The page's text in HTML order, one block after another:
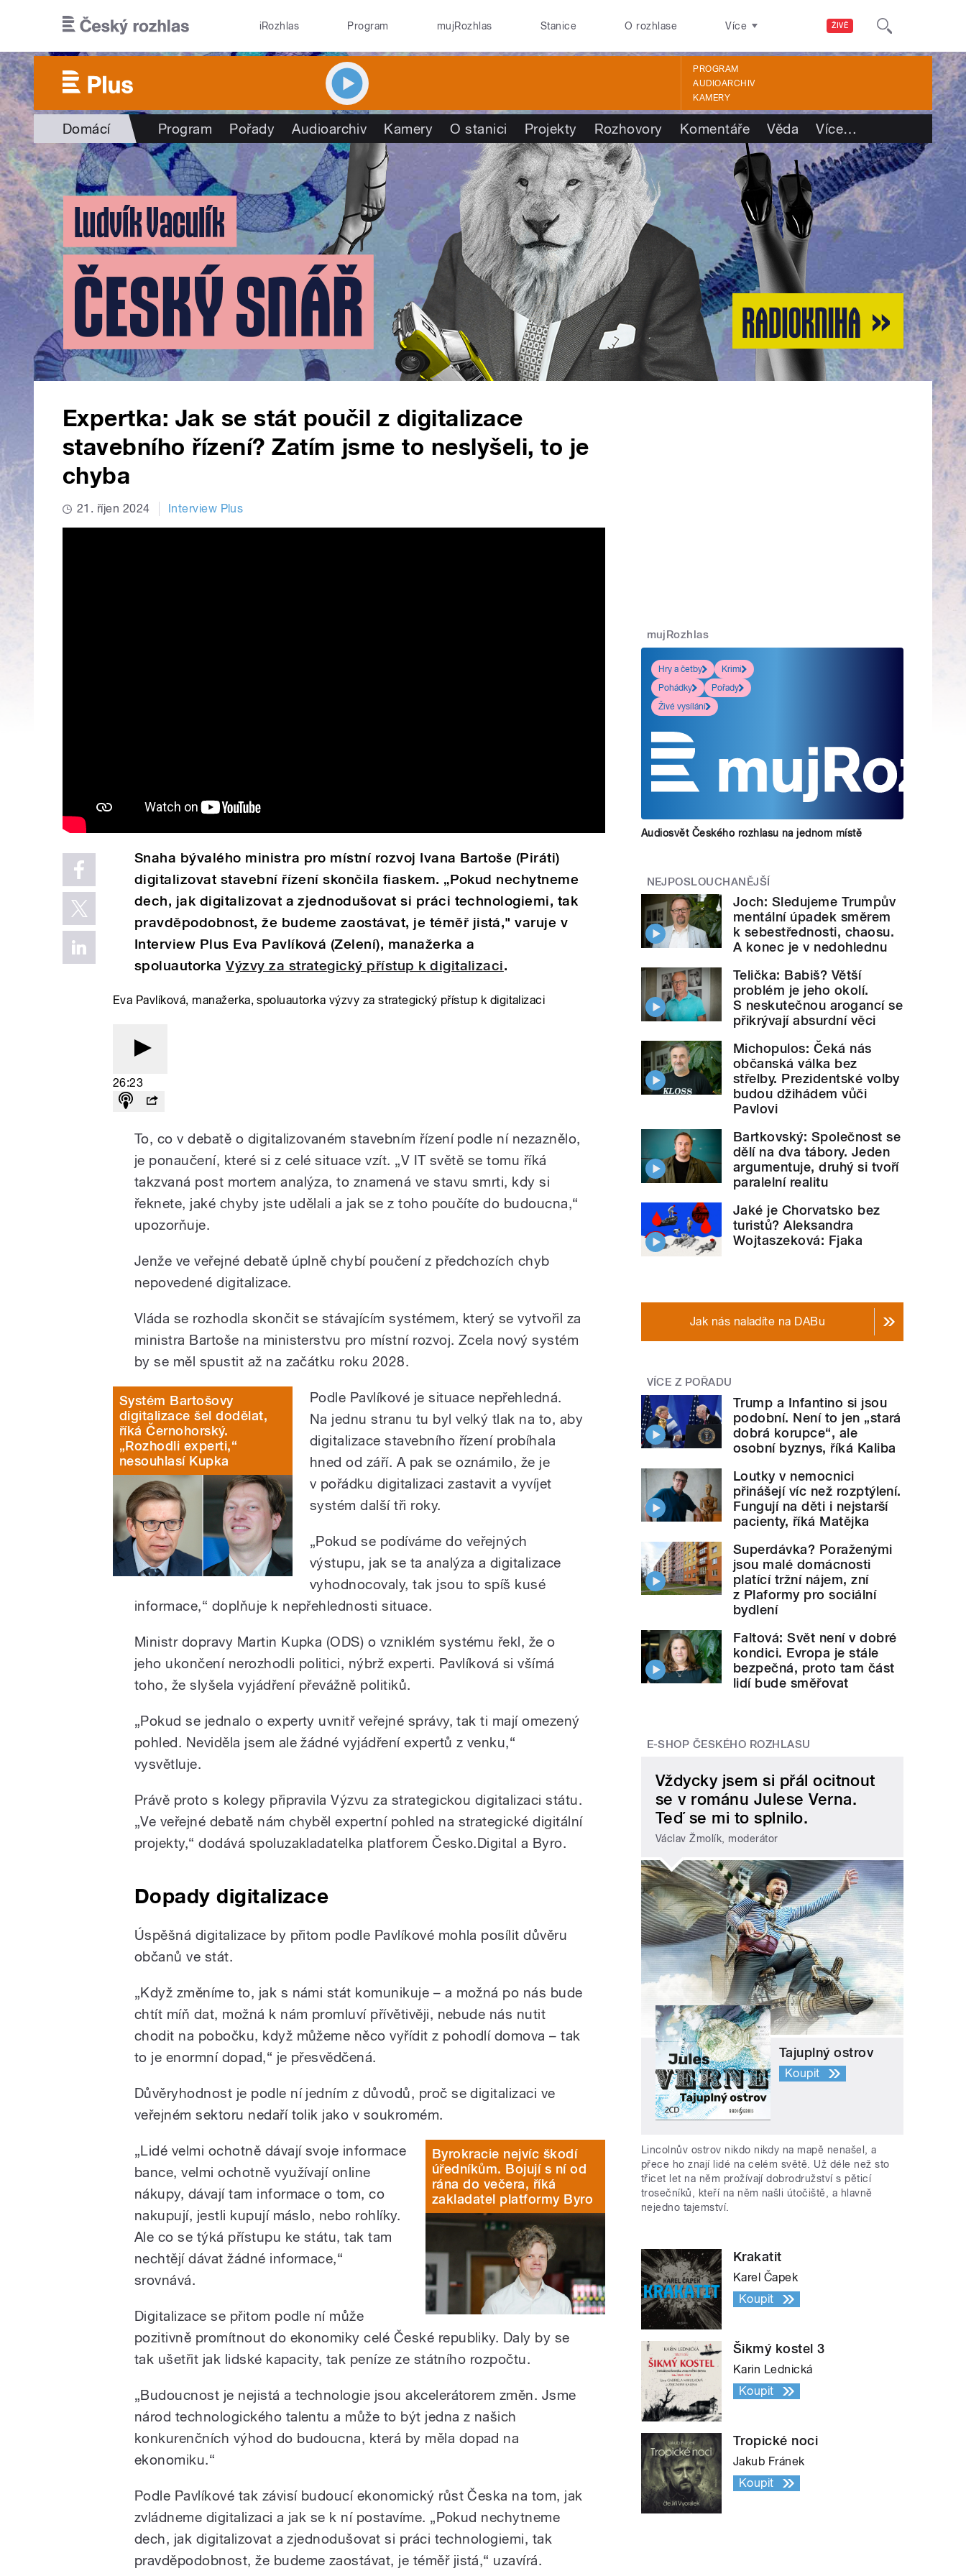
ŽIVĚ
iRozhlas Program mujRozhlas Stanice O rozhlase Více
PROGRAM
AUDIOARCHIV
KAMERY
Domácí Program Pořady Audioarchiv Kamery O stanici Projekty Rozhovory Komentáře Věda Více…
Expertka: Jak se stát poučil z digitalizace
stavebního řízení? Zatím jsme to neslyšeli, to je
chyba
21. říjen 2024 Interview Plus
Snaha bývalého ministra pro místní rozvoj Ivana Bartoše (Piráti)
digitalizovat stavební řízení skončila fiaskem. „Pokud nechytneme
dech, jak digitalizovat a zjednodušovat si práci technologiemi, tak
pravděpodobnost, že budeme zaostávat, je téměř jistá," varuje v
Interview Plus Eva Pavlíková (Zelení), manažerka a
spoluautorkaVýzvy za strategický přístup k digitalizaci.
Eva Pavlíková, manažerka, spoluautorka výzvy za strategický přístup k digitalizaci
26:23
To, co v debatě o digitalizovaném stavebním řízení podle ní nezaznělo,
je ponaučení, které si z celé situace vzít. „V IT světě se tomu říká
takzvaná post mortem analýza, to znamená ve stavu smrti, kdy si
řeknete, jaké chyby jste udělali a jak se z toho poučíte do budoucna,“
upozorňuje.
Jenže ve veřejné debatě úplně chybí poučení z předchozích chyb
nepovedené digitalizace.
Vláda se rozhodla skončit se stávajícím systémem, který se vytvořil za
ministra Bartoše na ministerstvu pro místní rozvoj. Zcela nový systém
by se měl spustit až na začátku roku 2028.
Systém Bartošovy
digitalizace šel dodělat,
říká Černohorský.
„Rozhodli experti,“
nesouhlasí Kupka
Podle Pavlíkové je situace nepřehledná.
Na jednu stranu tu byl velký tlak na to, aby
digitalizace stavebního řízení probíhala
hned od září. A pak se oznámilo, že je
v pořádku digitalizaci zastavit a vyvíjet
systém další tři roky.
„Pokud se podíváme do veřejných
výstupu, jak se ta analýza a digitalizace
vyhodnocovaly, tak jsou to spíš kusé
informace,“ doplňuje k nepřehlednosti situace.
Ministr dopravy Martin Kupka (ODS) o vzniklém systému řekl, že o
jeho ukončení nerozhodli politici, nýbrž experti. Pavlíková si všímá
toho, že slyšela vyjádření převážně politiků.
„Pokud se jednalo o experty uvnitř veřejné správy, tak ti mají omezený
pohled. Neviděla jsem ale žádné vyjádření expertů z venku,“
vysvětluje.
Právě proto s kolegy připravila Výzvu za strategickou digitalizaci státu.
„Ve veřejné debatě nám chyběl expertní pohled na strategické digitální
projekty,“ dodává spoluzakladatelka platforem Česko.Digital a Byro.
Dopady digitalizace
Úspěšná digitalizace by přitom podle Pavlíkové mohla posílit důvěru
občanů ve stát.
„Když změníme to, jak s námi stát komunikuje – a možná po nás bude
chtít míň dat, možná k nám promluví přívětivěji, nebude nás nutit
chodit na pobočku, když můžeme něco vyřídit z pohodlí domova – tak
to je enormní dopad,“ je přesvědčená.
Důvěryhodnost je podle ní jedním z důvodů, proč se digitalizaci ve
veřejném sektoru nedaří tolik jako v soukromém.
Byrokracie nejvíc škodí
úředníkům. Bojují s ní od
rána do večera, říká
zakladatel platformy Byro
„Lidé velmi ochotně dávají svoje informace
bance, velmi ochotně využívají online
nákupy, dávají tam informace o tom, co
nakupují, jestli kupují máslo, nebo rohlíky.
Ale co se týká přístupu ke státu, tak tam
nechtějí dávat žádné informace,“
srovnává.
Digitalizace se přitom podle ní může
pozitivně promítnout do ekonomiky celé České republiky. Daly by se
tak ušetřit jak lidské kapacity, tak peníze ze státního rozpočtu.
„Budoucnost je nejistá a technologie jsou akcelerátorem změn. Jsme
národ technologického talentu a může to být jedna z našich
konkurenčních výhod do budoucna, která by měla dopad na
ekonomiku.“
Podle Pavlíkové tak závisí budoucí ekonomický růst Česka na tom, jak
zvládneme digitalizaci a jak se k ní postavíme. „Pokud nechytneme
dech, jak digitalizovat a zjednodušovat si práci technologiemi, tak
pravděpodobnost, že budeme zaostávat, je téměř jistá,“ uzavírá.
mujRozhlas
Hry a četby
Krimi
Pohádky
Pořady
Živé vysílání
Audiosvět Českého rozhlasu na jednom místě
NEJPOSLOUCHANĚJŠÍ
Joch: Sledujeme Trumpův
mentální úpadek směrem
k sebestřednosti, chaosu.
A konec je v nedohlednu
Telička: Babiš? Větší
problém je jeho okolí.
S neskutečnou arogancí se
přikrývají absurdní věci
Michopulos: Čeká nás
občanská válka bez
střelby. Prezidentské volby
budou džihádem vůči
Pavlovi
Bartkovský: Společnost se
dělí na dva tábory. Jeden
argumentuje, druhý si tvoří
paralelní realitu
Jaké je Chorvatsko bez
turistů? Aleksandra
Wojtaszeková: Fjaka
Jak nás naladíte na DABu
VÍCE Z POŘADU
Trump a Infantino si jsou
podobní. Není to jen „stará
dobrá korupce“, ale
osobní byznys, říká Kaliba
Loutky v nemocnici
přinášejí víc než rozptýlení.
Fungují na děti i nejstarší
pacienty, říká Matějka
Superdávka? Poraženými
jsou malé domácnosti
platící tržní nájem, zní
z Plaformy pro sociální
bydlení
Faltová: Svět není v dobré
kondici. Evropa je stále
bezpečná, proto tam část
lidí bude směřovat
E-SHOP ČESKÉHO ROZHLASU
Vždycky jsem si přál ocitnout
se v románu Julese Verna.
Teď se mi to splnilo.
Václav Žmolík, moderátor
Tajuplný ostrov
Koupit
Lincolnův ostrov nikdo nikdy na mapě nenašel, a
přece ho znají lidé na celém světě. Už déle než sto
třicet let na něm prožívají dobrodružství s pěticí
trosečníků, kteří na něm našli útočiště, a hlavně
nejedno tajemství.
Krakatit
Karel Čapek
Koupit
Šikmý kostel 3
Karin Lednická
Koupit
Tropické noci
Jakub Fránek
Koupit